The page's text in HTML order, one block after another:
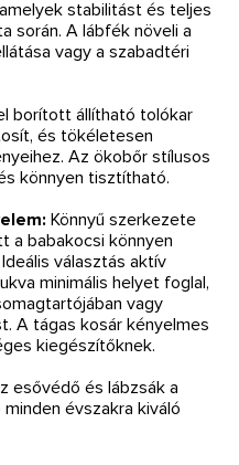
stabilitást és teljes
során. A lábfék növeli a
vagy a szabadtéri
borított állítható tolókar
és tökéletesen
Az ökobőr stílusos
könnyen tisztítható.
Könnyű szerkezete
a babakocsi könnyen
választás aktív
minimális helyet foglal,
vagy
A tágas kosár kényelmes
kiegészítőknek.
esővédő és lábzsák a
évszakra kiváló